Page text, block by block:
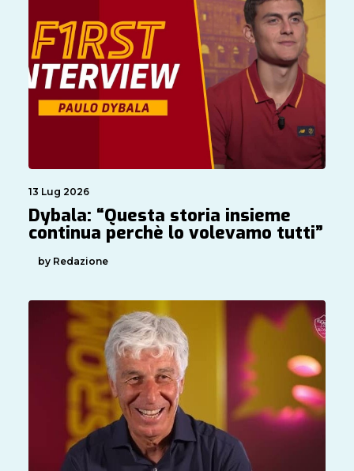
13 Lug 2026
Dybala: “Questa storia insieme
continua perchè lo volevamo tutti”
by Redazione